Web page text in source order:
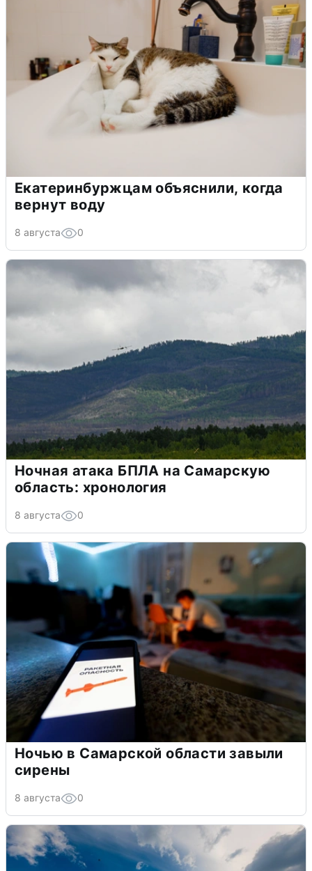
Екатеринбуржцам объяснили, когда
вернут воду
8 августа 0
Ночная атака БПЛА на Самарскую
область: хронология
8 августа 0
Ночью в Самарской области завыли
сирены
8 августа 0